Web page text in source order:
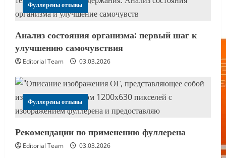
Фуллерены отзывы
Анализ состояния организма: первый шаг к
улучшению самочувствия
Editorial Team 03.03.2026
Фуллерены отзывы
Рекомендации по применению фуллерена
Editorial Team 03.03.2026